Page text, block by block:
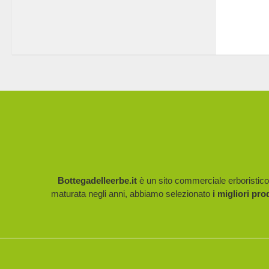
Bottegadelleerbe.it è un sito commerciale
maturata negli anni, abbiamo selezionato i migliori